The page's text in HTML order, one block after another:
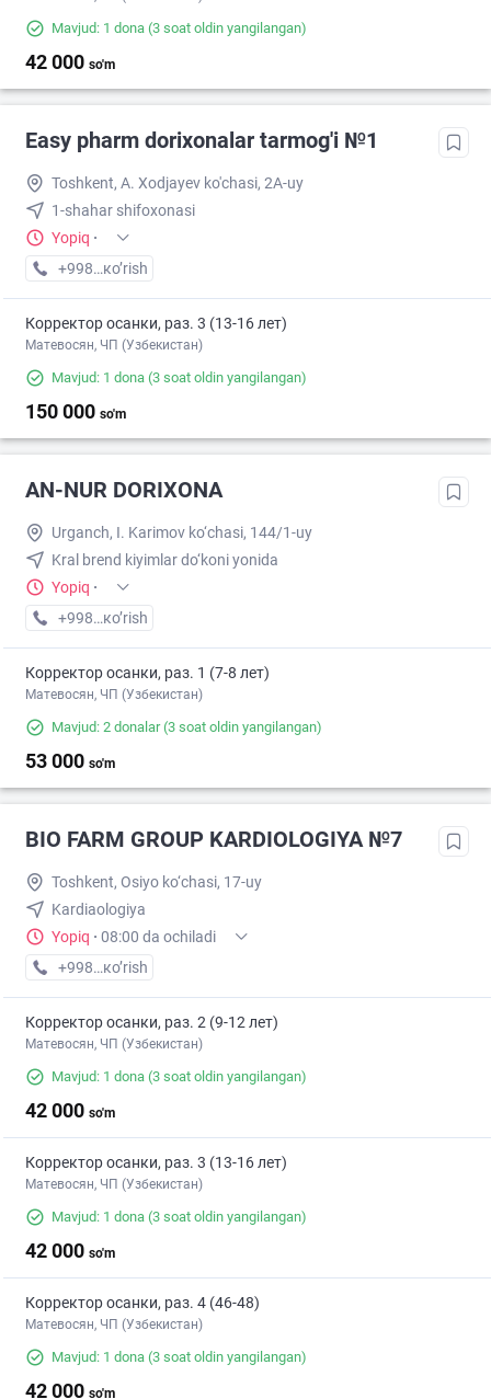
Mavjud: 1 dona (3 soat oldin yangilangan)
42 000 so'm
Easy pharm dorixonalar tarmog'i №1
Toshkent, A. Xodjayev ko'chasi, 2A-uy
1-shahar shifoxonasi
Yopiq ·
+998 (94) XXX-XX-XX
кo’rish
Корректор осанки, раз. 3 (13-16 лет)
Матевосян, ЧП (Узбекистан)
Mavjud: 1 dona (3 soat oldin yangilangan)
150 000 so'm
AN-NUR DORIXONA
Urganch, I. Karimov ko‘chasi, 144/1-uy
Kral brend kiyimlar do‘koni yonida
Yopiq ·
+998 (95) XXX-XX-XX
кo’rish
Корректор осанки, раз. 1 (7-8 лет)
Матевосян, ЧП (Узбекистан)
Mavjud: 2 donalar(3 soat oldin yangilangan)
53 000 so'm
BIO FARM GROUP KARDIOLOGIYA №7
Toshkent, Osiyo ko‘chasi, 17-uy
Kardiaologiya
Yopiq · 08:00 da ochiladi
+998 (95) XXX-XX-XX
кo’rish
Корректор осанки, раз. 2 (9-12 лет)
Матевосян, ЧП (Узбекистан)
Mavjud: 1 dona (3 soat oldin yangilangan)
42 000 so'm
Корректор осанки, раз. 3 (13-16 лет)
Матевосян, ЧП (Узбекистан)
Mavjud: 1 dona (3 soat oldin yangilangan)
42 000 so'm
Корректор осанки, раз. 4 (46-48)
Матевосян, ЧП (Узбекистан)
Mavjud: 1 dona (3 soat oldin yangilangan)
42 000 so'm